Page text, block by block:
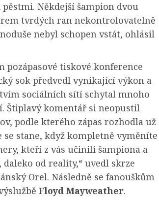
Někdejší šampion dvou
tvrdých ran nekontrolovatelně
nebyl schopen vstát, ohlásil
pozápasové tiskové konference
sok předvedl vynikající výkon a
sociálních sítí schytal mnoho
Štiplavý komentář si neopustil
podle kterého zápas rozhodla už
se stane, když kompletně vyměníte
kteří z vás učinili šampiona a
od reality,“ uvedl skrze
Orel. Následně se fanouškům
Floyd Mayweather.